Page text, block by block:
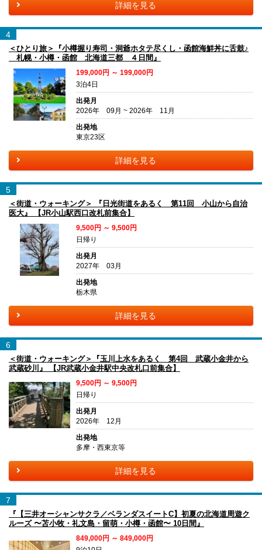
詳細を見る
4
＜ひとり旅＞『小樽握り寿司・洞爺ホタテ尽くし・函館海鮮丼に舌鼓♪
札幌・小樽・函館 北海道三都 ４日間』
199,000円 ～ 199,000円
3泊4日
出発月
2026年 09月 ~ 2026年 11月
出発地
東京23区
詳細を見る
5
＜街道・ウォーキング＞ 『日光街道をあるく 第11回 小山から自治
医大』 【JR小山駅西口改札前集合】
9,500円 ～ 9,500円
日帰り
出発月
2027年 03月
出発地
栃木県
詳細を見る
6
＜街道・ウォーキング＞『玉川上水をあるく 第4回 武蔵小金井から
武蔵砂川』 【JR武蔵小金井駅中央改札口前集合】
9,500円 ～ 9,500円
日帰り
出発月
2026年 12月
出発地
多摩・西東京等
詳細を見る
7
『【三井オーシャンサクラ／ベランダスイートC】初夏の北海道周遊ク
ルーズ 〜苫小牧・礼文島・留萌・小樽・函館〜 10日間』
849,000円 ～ 849,000円